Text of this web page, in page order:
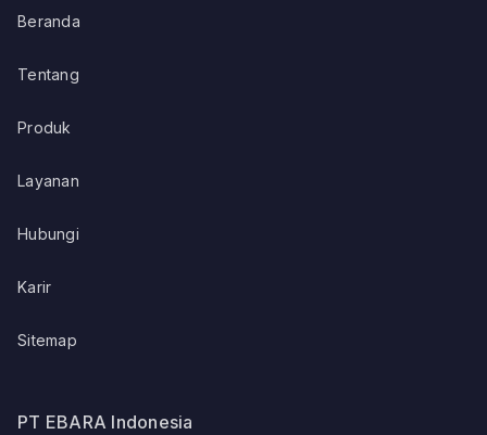
Beranda
Tentang
Produk
Layanan
Hubungi
Karir
Sitemap
PT EBARA Indonesia